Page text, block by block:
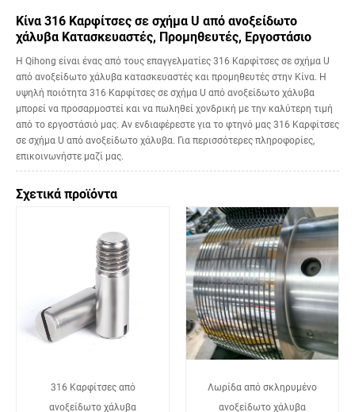
Κίνα 316 Καρφίτσες σε σχήμα U από ανοξείδωτο
χάλυβα Κατασκευαστές, Προμηθευτές, Εργοστάσιο
Η Qihong είναι ένας από τους επαγγελματίες 316 Καρφίτσες σε σχήμα U
από ανοξείδωτο χάλυβα κατασκευαστές και προμηθευτές στην Κίνα. Η
υψηλή ποιότητα 316 Καρφίτσες σε σχήμα U από ανοξείδωτο χάλυβα
μπορεί να προσαρμοστεί και να πωληθεί χονδρική με την καλύτερη τιμή
από το εργοστάσιό μας. Αν ενδιαφέρεστε για το φτηνό μας 316 Καρφίτσες
σε σχήμα U από ανοξείδωτο χάλυβα. Για περισσότερες πληροφορίες,
επικοινωνήστε μαζί μας.
Σχετικά προϊόντα
316 Καρφίτσες από
ανοξείδωτο χάλυβα
Λωρίδα από σκληρυμένο
ανοξείδωτο χάλυβα